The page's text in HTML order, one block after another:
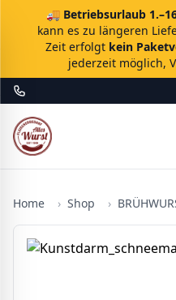
🚚 Betriebsurlaub
kann es zu längeren
Zeit erfolgt kein
jederzeit möglich,
Home › Shop ›